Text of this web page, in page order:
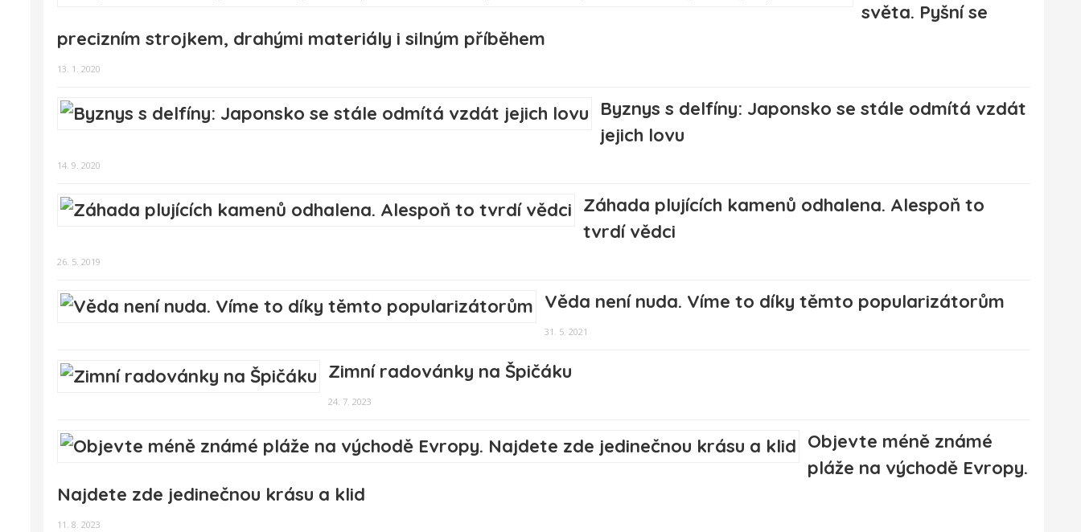
světa. Pyšní se
precizním strojkem, drahými materiály i silným příběhem
13. 1. 2020
Byznys s delfíny: Japonsko se stále odmítá vzdát
jejich lovu
14. 9. 2020
Záhada plujících kamenů odhalena. Alespoň to
tvrdí vědci
26. 5. 2019
Věda není nuda. Víme to díky těmto popularizátorům
31. 5. 2021
Zimní radovánky na Špičáku
24. 7. 2023
Objevte méně známé
pláže na východě Evropy.
Najdete zde jedinečnou krásu a klid
11. 8. 2023